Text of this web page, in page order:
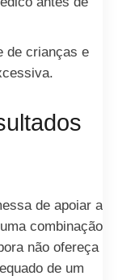
de crianças e
de apoiar a
combinação
não ofereça
de um